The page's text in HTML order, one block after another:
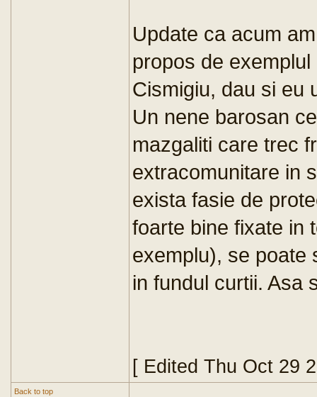
Update ca acum
propos de
Cismigiu, dau si eu
Un nene barosan
mazgaliti care trec
extracomunitare in
exista fasie de
foarte bine fixate in
exemplu), se poate
in fundul curtii. Asa
[ Edited Thu Oct 29
Back to top